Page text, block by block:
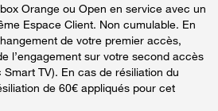
Orange ou Open en service avec un
Espace Client. Non cumulable. En
de votre premier accès,
l’engagement sur votre second accès
TV). En cas de résiliation du
de 60€ appliqués pour cet